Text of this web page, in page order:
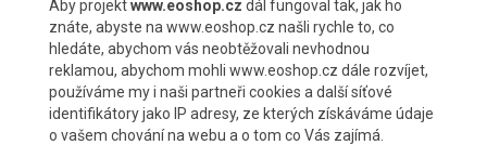
Možnosti platby
Možnosti dopravy
Aby projektwww.eoshop.cz dál fungoval tak, jak ho
znáte, abyste na www.eoshop.cz našli rychle to, co
hledáte, abychom vás neobtěžovali nevhodnou
reklamou, abychom mohli www.eoshop.cz dále rozvíjet,
používáme my i naši partneři cookies a další síťové
identifikátory jako IP adresy, ze kterých získáváme údaje
o vašem chování na webu a o tom co Vás zajímá.